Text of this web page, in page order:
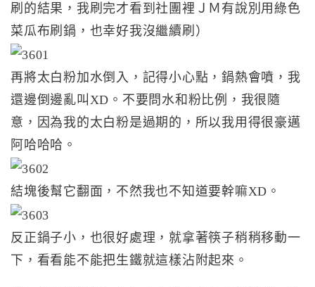
刷的結果，我刷完才看到社團裡ＪＭ有說別用綠色
菜瓜布刷鍋，也幸好我沒繼續刷）
再將太白粉加水倒入，記得小心點，鍋熱會噴，我
還邊倒邊亂叫XD。不要問水和粉比例，我很隨
意，因為我的太白粉是過期的，所以我用得很豪邁
阿哈哈哈。
結塊後幫它翻面，不然我也不知道要幹嘛XD。
反正鍋子小，也很好處理，就拿著筷子稍稍移動一
下，看看能不能把生鐵就這樣沾附起來。